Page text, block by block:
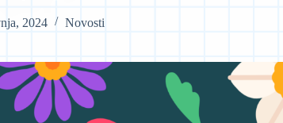
2024 Novosti